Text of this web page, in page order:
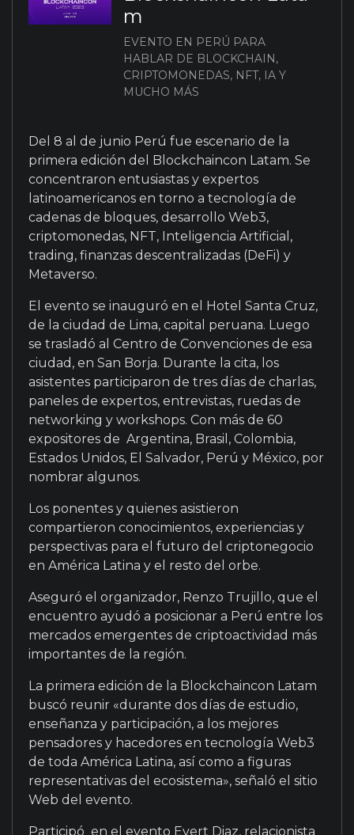
m
EVENTO EN PERÚ PARA
HABLAR DE BLOCKCHAIN,
CRIPTOMONEDAS, NFT, IA Y
MUCHO MÁS
Del 8 al de junio Perú fue escenario de la
primera edición del Blockchaincon Latam. Se
concentraron entusiastas y expertos
latinoamericanos en torno a tecnología de
cadenas de bloques, desarrollo Web3,
criptomonedas, NFT, Inteligencia Artificial,
trading, finanzas descentralizadas (DeFi) y
Metaverso.
El evento se inauguró en el Hotel Santa Cruz,
de la ciudad de Lima, capital peruana. Luego
se trasladó al Centro de Convenciones de esa
ciudad, en San Borja. Durante la cita, los
asistentes participaron de tres días de charlas,
paneles de expertos, entrevistas, ruedas de
networking y workshops. Con más de 60
expositores de Argentina, Brasil, Colombia,
Estados Unidos, El Salvador, Perú y México, por
nombrar algunos.
Los ponentes y quienes asistieron
compartieron conocimientos, experiencias y
perspectivas para el futuro del criptonegocio
en América Latina y el resto del orbe.
Aseguró el organizador, Renzo Trujillo, que el
encuentro ayudó a posicionar a Perú entre los
mercados emergentes de criptoactividad más
importantes de la región.
La primera edición de la Blockchaincon Latam
buscó reunir «durante dos días de estudio,
enseñanza y participación, a los mejores
pensadores y hacedores en tecnología Web3
de toda América Latina, así como a figuras
representativas del ecosistema», señaló el sitio
Web del evento.
Participó en el evento Evert Diaz, relacionista